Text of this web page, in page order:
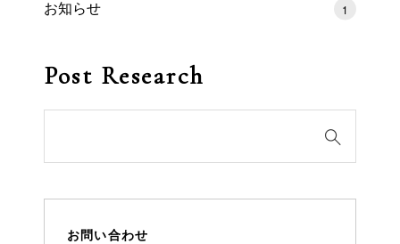
お知らせ 1
Post Research
お問い合わせ